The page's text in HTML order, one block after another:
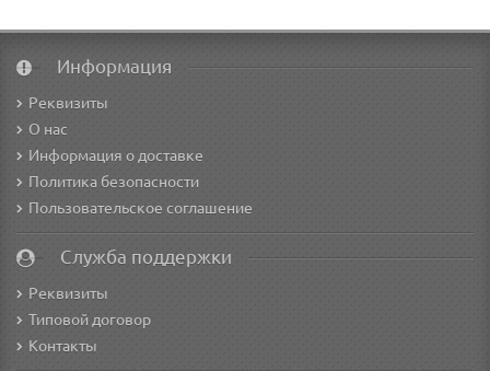
Информация
Реквизиты
О нас
Информация о доставке
Политика безопасности
Пользовательское соглашение
Служба поддержки
Реквизиты
Типовой договор
Контакты